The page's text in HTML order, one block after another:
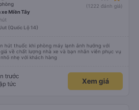
(1222 đánh giá)
xe Miền Tây
(Quốc Lộ 14)
hút thuốc khi phòng máy lạnh ảnh hưởng với
nhẹ với khách hàng
trước
tức
Xem giá